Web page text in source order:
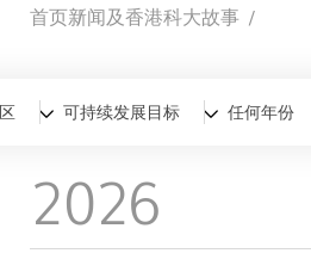
面
包
屑
首页新闻及香港科大故事
全部新闻香港科大故事
可持续发展目标 任何年份
2026